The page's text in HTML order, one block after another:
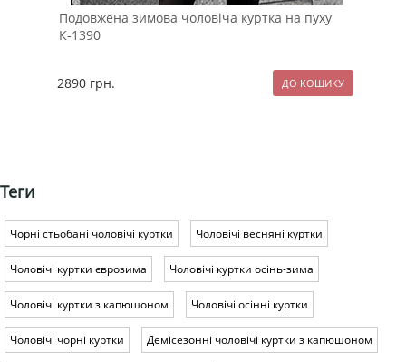
Подовжена зимова чоловіча куртка на пуху
К-1390
2890 грн.
Теги
Чорні стьобані чоловічі куртки Чоловічі весняні куртки
Чоловічі куртки єврозима Чоловічі куртки осінь-зима
Чоловічі куртки з капюшоном Чоловічі осінні куртки
Чоловічі чорні куртки Демісезонні чоловічі куртки з капюшоном